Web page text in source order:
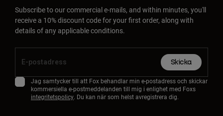
Subscribe to our commercial e-mails, and within minutes, you'll
receive a 10% discount code for your first order, along with
details of any applicable conditions.
Skicka
Jag samtycker till att Fox behandlar min e-postadress och skickar
kommersiella e-postmeddelanden till mig i enlighet med Foxs
integritetspolicy. Du kan när som helst avregistrera dig.